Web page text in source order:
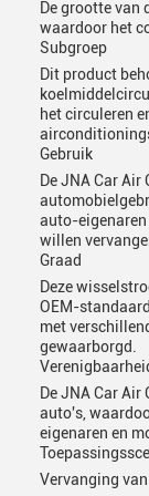
De grootte van
waardoor het
Subgroep
Dit product
het circuleren
Gebruik
De JNA Car
auto-eigenaren
willen
Graad
Deze
OEM-
met
gewaarborgd.
De JNA Car
auto's,
eigenaren en
Vervanging